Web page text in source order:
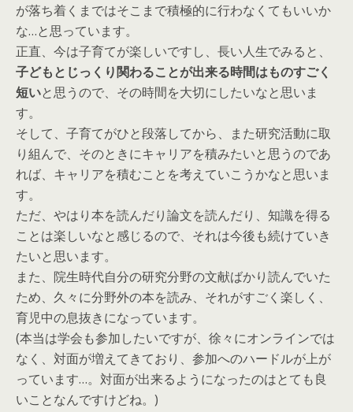
が落ち着くまではそこまで積極的に行わなくてもいいか
な…と思っています。
正直、今は子育てが楽しいですし、長い人生でみると、
子どもとじっくり関わることが出来る時間はものすごく
短いと思うので、その時間を大切にしたいなと思いま
す。
そして、子育てがひと段落してから、また研究活動に取
り組んで、そのときにキャリアを積みたいと思うのであ
れば、キャリアを積むことを考えていこうかなと思いま
す。
ただ、やはり本を読んだり論文を読んだり、知識を得る
ことは楽しいなと感じるので、それは今後も続けていき
たいと思います。
また、院生時代自分の研究分野の文献ばかり読んでいた
ため、久々に分野外の本を読み、それがすごく楽しく、
育児中の息抜きになっています。
(本当は学会も参加したいですが、徐々にオンラインでは
なく、対面が増えてきており、参加へのハードルが上が
っています…。対面が出来るようになったのはとても良
いことなんですけどね。)